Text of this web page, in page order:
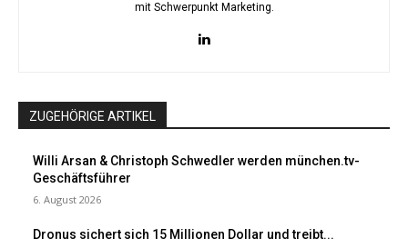
mit Schwerpunkt Marketing.
ZUGEHÖRIGE ARTIKEL
Willi Arsan & Christoph Schwedler werden münchen.tv-
Geschäftsführer
6. August 2026
Dronus sichert sich 15 Millionen Dollar und treibt...